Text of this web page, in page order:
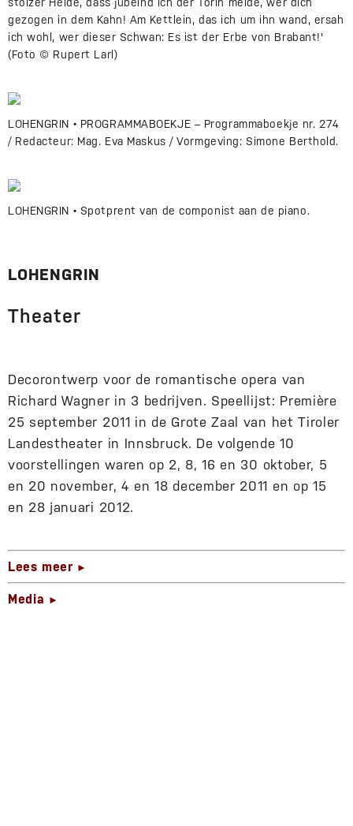
gezogen in dem Kahn! Am Kettlein, das ich um ihn wand, ersah
ich wohl, wer dieser Schwan: Es ist der Erbe von Brabant!'
(Foto © Rupert Larl)
LOHENGRIN • PROGRAMMABOEKJE – Programmaboekje nr. 274
/ Redacteur: Mag. Eva Maskus / Vormgeving: Simone Berthold.
LOHENGRIN • Spotprent van de componist aan de piano.
LOHENGRIN
Theater
Decorontwerp voor de romantische opera van
Richard Wagner in 3 bedrijven. Speellijst: Première
25 september 2011 in de Grote Zaal van het Tiroler
Landestheater in Innsbruck. De volgende 10
voorstellingen waren op 2, 8, 16 en 30 oktober, 5
en 20 november, 4 en 18 december 2011 en op 15
en 28 januari 2012.
Lees meer ►
Media ►